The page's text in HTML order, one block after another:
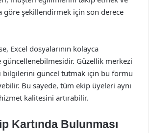
göre şekillendirmek için son derece
Excel dosyalarının kolayca
güncellenebilmesidir. Güzellik merkezi
bilgilerini güncel tutmak için bu formu
Bu sayede, tüm ekip üyeleri aynı
kalitesini artırabilir.
Kartında Bulunması